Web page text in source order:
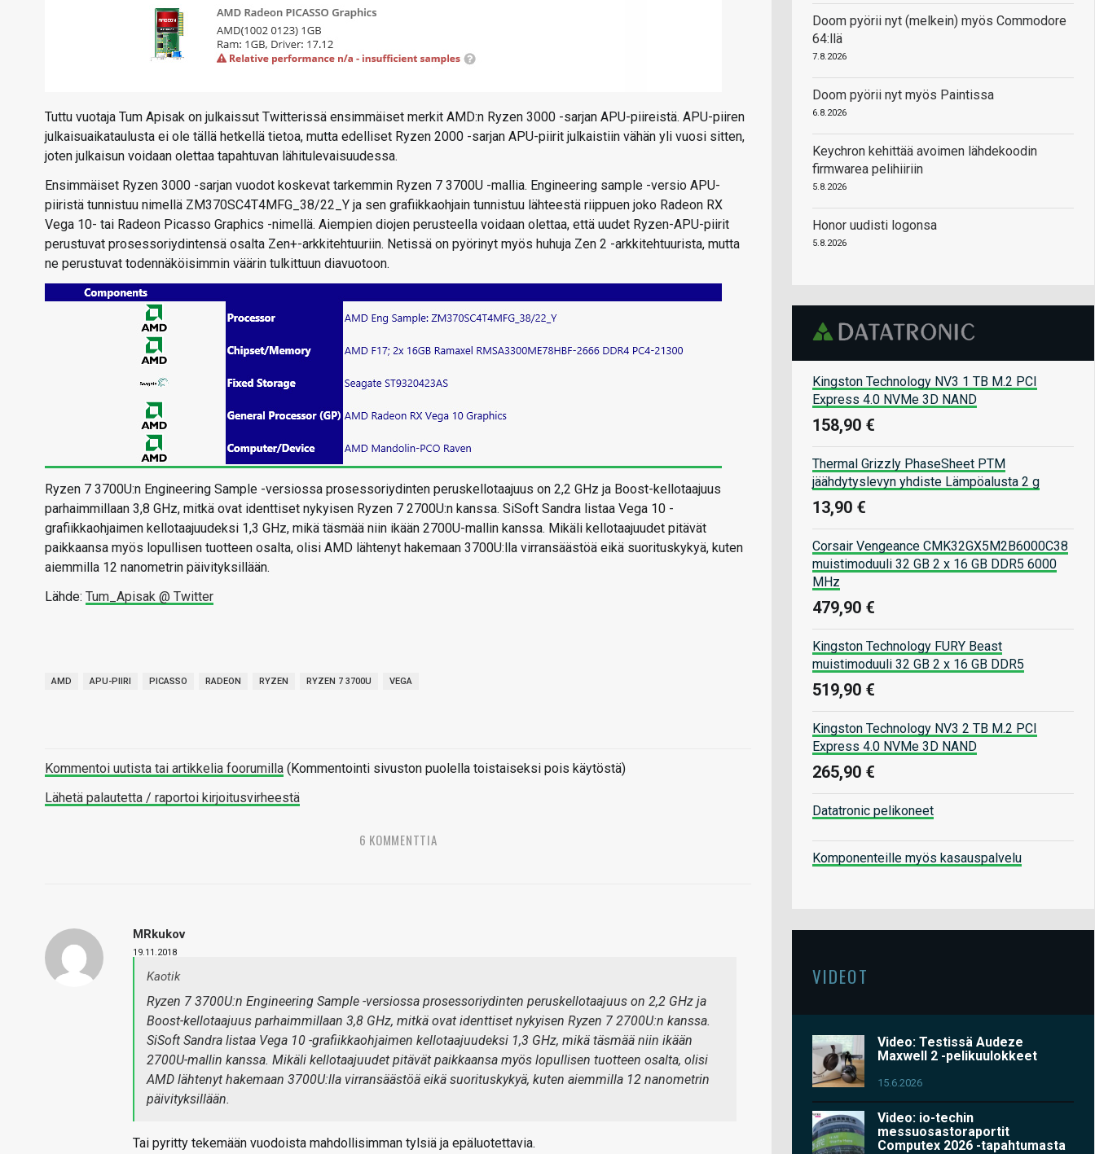
Tuttu vuotaja Tum Apisak on julkaissut Twitterissä ensimmäiset merkit AMD:n Ryzen 3000 -sarjan APU-piireistä. APU-piiren
julkaisuaikataulusta ei ole tällä hetkellä tietoa, mutta edelliset Ryzen 2000 -sarjan APU-piirit julkaistiin vähän yli vuosi sitten,
joten julkaisun voidaan olettaa tapahtuvan lähitulevaisuudessa.
Ensimmäiset Ryzen 3000 -sarjan vuodot koskevat tarkemmin Ryzen 7 3700U -mallia. Engineering sample -versio APU-
piiristä tunnistuu nimellä ZM370SC4T4MFG_38/22_Y ja sen grafiikkaohjain tunnistuu lähteestä riippuen joko Radeon RX
Vega 10- tai Radeon Picasso Graphics -nimellä. Aiempien diojen perusteella voidaan olettaa, että uudet Ryzen-APU-piirit
perustuvat prosessoriydintensä osalta Zen+-arkkitehtuuriin. Netissä on pyörinyt myös huhuja Zen 2 -arkkitehtuurista, mutta
ne perustuvat todennäköisimmin väärin tulkittuun diavuotoon.
Ryzen 7 3700U:n Engineering Sample -versiossa prosessoriydinten peruskellotaajuus on 2,2 GHz ja Boost-kellotaajuus
parhaimmillaan 3,8 GHz, mitkä ovat identtiset nykyisen Ryzen 7 2700U:n kanssa. SiSoft Sandra listaa Vega 10 -
grafiikkaohjaimen kellotaajuudeksi 1,3 GHz, mikä täsmää niin ikään 2700U-mallin kanssa. Mikäli kellotaajuudet pitävät
paikkaansa myös lopullisen tuotteen osalta, olisi AMD lähtenyt hakemaan 3700U:lla virransäästöä eikä suorituskykyä, kuten
aiemmilla 12 nanometrin päivityksillään.
Lähde: Tum_Apisak @ Twitter
AMD APU-PIIRI PICASSO RADEON RYZEN RYZEN 7 3700U VEGA
Kommentoi uutista tai artikkelia foorumilla (Kommentointi sivuston puolella toistaiseksi pois käytöstä)
Lähetä palautetta / raportoi kirjoitusvirheestä
6 KOMMENTTIA
MRkukov
19.11.2018
Kaotik
Ryzen 7 3700U:n Engineering Sample -versiossa prosessoriydinten peruskellotaajuus on 2,2 GHz ja
Boost-kellotaajuus parhaimmillaan 3,8 GHz, mitkä ovat identtiset nykyisen Ryzen 7 2700U:n kanssa.
SiSoft Sandra listaa Vega 10 -grafiikkaohjaimen kellotaajuudeksi 1,3 GHz, mikä täsmää niin ikään
2700U-mallin kanssa. Mikäli kellotaajuudet pitävät paikkaansa myös lopullisen tuotteen osalta, olisi
AMD lähtenyt hakemaan 3700U:lla virransäästöä eikä suorituskykyä, kuten aiemmilla 12 nanometrin
päivityksillään.
Tai pyritty tekemään vuodoista mahdollisimman tylsiä ja epäluotettavia.
Doom pyörii nyt (melkein) myös Commodore
64:llä
7.8.2026
Doom pyörii nyt myös Paintissa
6.8.2026
Keychron kehittää avoimen lähdekoodin
firmwarea pelihiiriin
5.8.2026
Honor uudisti logonsa
5.8.2026
Kingston Technology NV3 1 TB M.2 PCI
Express 4.0 NVMe 3D NAND
158,90 €
Thermal Grizzly PhaseSheet PTM
jäähdytyslevyn yhdiste Lämpöalusta 2 g
13,90 €
Corsair Vengeance CMK32GX5M2B6000C38
muistimoduuli 32 GB 2 x 16 GB DDR5 6000
MHz
479,90 €
Kingston Technology FURY Beast
muistimoduuli 32 GB 2 x 16 GB DDR5
519,90 €
Kingston Technology NV3 2 TB M.2 PCI
Express 4.0 NVMe 3D NAND
265,90 €
Datatronic pelikoneet
Komponenteille myös kasauspalvelu
VIDEOT
Video: Testissä Audeze
Maxwell 2 -pelikuulokkeet
15.6.2026
Video: io-techin
messuosastoraportit
Computex 2026 -tapahtumasta